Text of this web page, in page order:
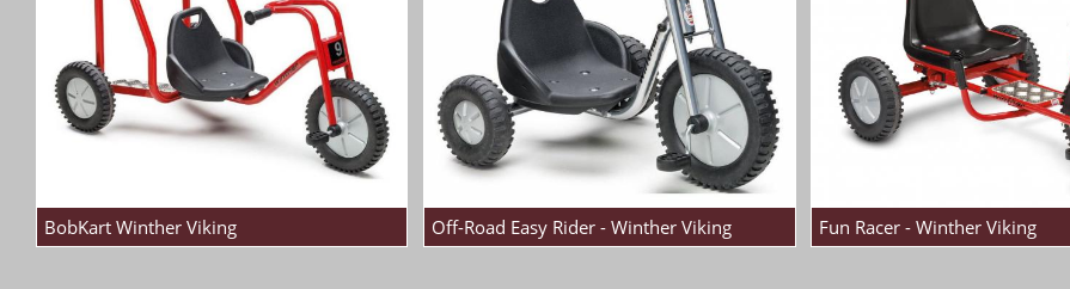
BobKart Winther Viking Off-Road Easy Rider - Winther Viking Fun Racer - Winther Viking